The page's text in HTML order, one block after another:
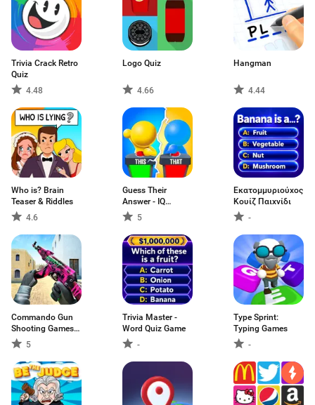
Trivia Crack Retro
Quiz
4.48
Logo Quiz
4.66
Hangman
4.44
Who is? Brain
Teaser & Riddles
4.6
Guess Their
Answer - IQ
Games
5
Εκατομμυριούχος
Κουίζ Παιχνίδι
-
Commando Gun
Shooting Games
3D 5
Trivia Master -
Word Quiz Game
-
Type Sprint:
Typing Games
-